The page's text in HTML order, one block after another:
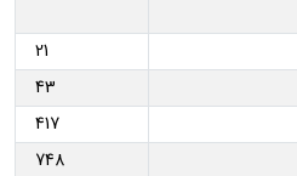
21
43
417
748